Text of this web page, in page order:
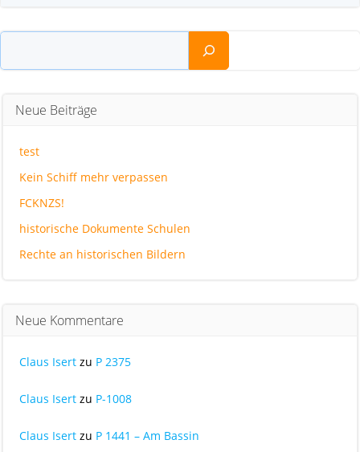
Suchen
Neue Beiträge
test
Kein Schiff mehr verpassen
FCKNZS!
historische Dokumente Schulen
Rechte an historischen Bildern
Neue Kommentare
Claus Isert zu P 2375
Claus Isert zu P-1008
Claus Isert zu P 1441 – Am Bassin